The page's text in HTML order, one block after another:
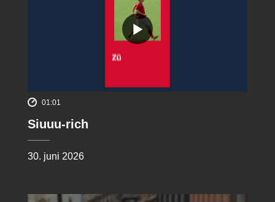
01:01
Siuuu-rich
30. juni 2026